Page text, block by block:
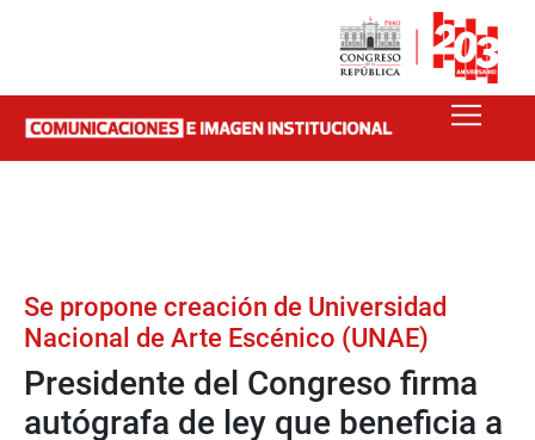
Se propone creación de Universidad
Nacional de Arte Escénico (UNAE)
Presidente del Congreso firma
autógrafa de ley que beneficia a